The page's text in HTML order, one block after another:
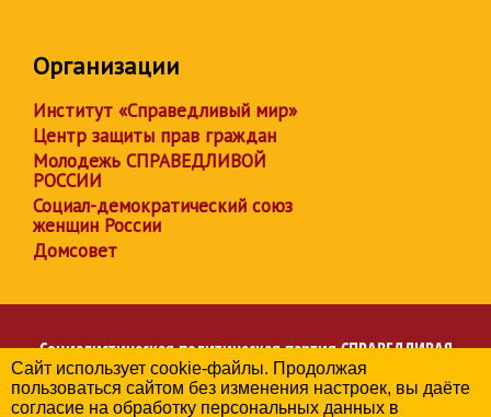
Организации
Институт «Справедливый мир»
Центр защиты прав граждан
Молодежь СПРАВЕДЛИВОЙ
РОССИИ
Социал-демократический союз
женщин России
Домсовет
Социалистическая политическая партияСПРАВЕДЛИВАЯ
РОССИЯ
Региональное отделение партии в Челябинской области
Сайт использует cookie-файлы. Продолжая
пользоваться сайтом без изменения настроек, вы даёте
согласие на обработку персональных данных в